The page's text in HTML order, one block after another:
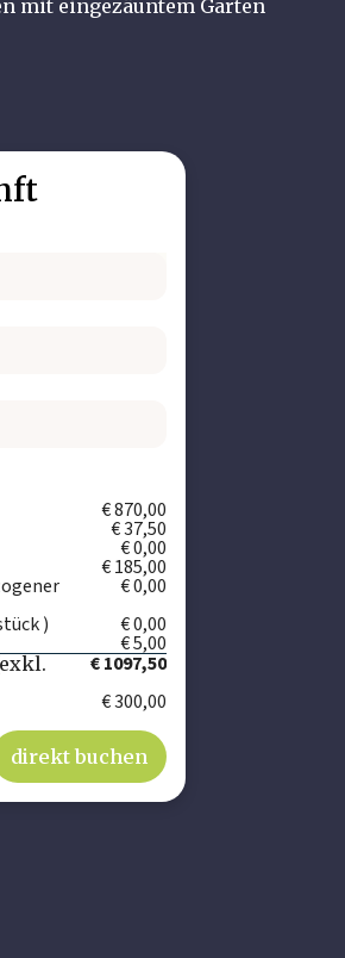
mit eingezäuntem Garten
€ 870,00
€ 37,50
€ 0,00
€ 185,00
€ 0,00
)
€ 0,00
€ 5,00
€ 1097,50
€ 300,00
direkt buchen